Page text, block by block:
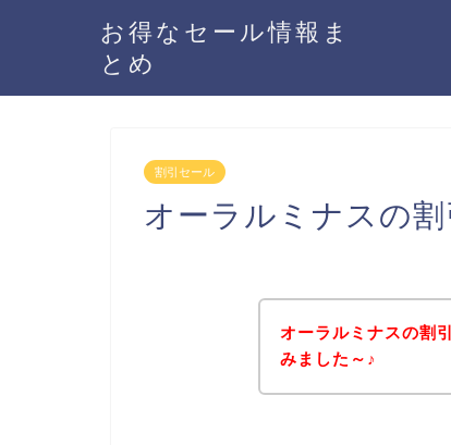
お得なセール情報ま
とめ
割引セール
オーラルミナスの
オーラルミナスの割
みました～♪